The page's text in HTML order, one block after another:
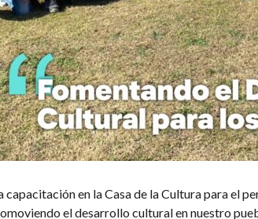
capacitación en la Casa de la Cultura para el
el desarrollo cultural en nuestro